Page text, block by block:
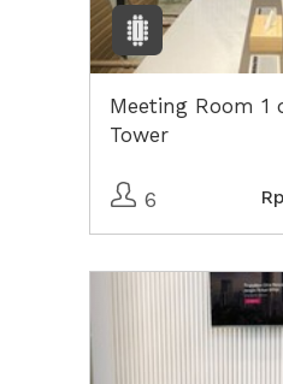
Meeting Room 1
Tower
6 Rp
Previous